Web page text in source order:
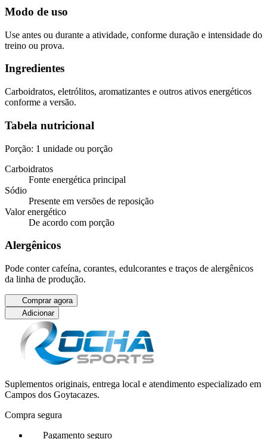
Modo de uso
Use antes ou durante a atividade, conforme duração e intensidade do
treino ou prova.
Ingredientes
Carboidratos, eletrólitos, aromatizantes e outros ativos energéticos
conforme a versão.
Tabela nutricional
Porção: 1 unidade ou porção
Carboidratos
Fonte energética principal
Sódio
Presente em versões de reposição
Valor energético
De acordo com porção
Alergênicos
Pode conter cafeína, corantes, edulcorantes e traços de alergênicos
da linha de produção.
Comprar agora
Adicionar
Suplementos originais, entrega local e atendimento especializado em
Campos dos Goytacazes.
Compra segura
Pagamento seguro